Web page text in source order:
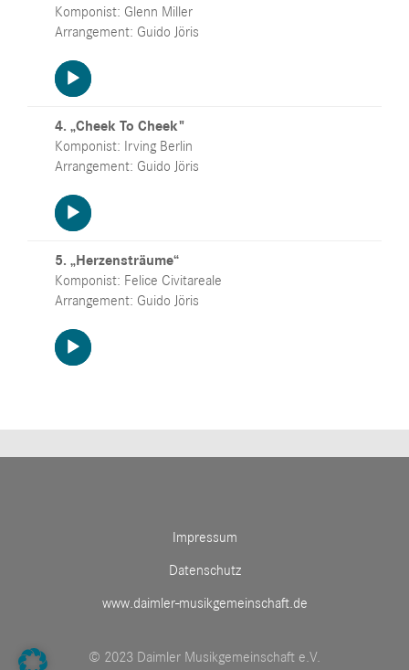
Komponist: Glenn Miller
Arrangement: Guido Jöris
Audio-
Player
4. „Cheek To Cheek"
Komponist: Irving Berlin
Arrangement: Guido Jöris
Audio-
Player
5. „Herzensträume“
Komponist: Felice Civitareale
Arrangement: Guido Jöris
Audio-
Player
Impressum
Datenschutz
www.daimler-musikgemeinschaft.de
© 2023 Daimler Musikgemeinschaft e.V.